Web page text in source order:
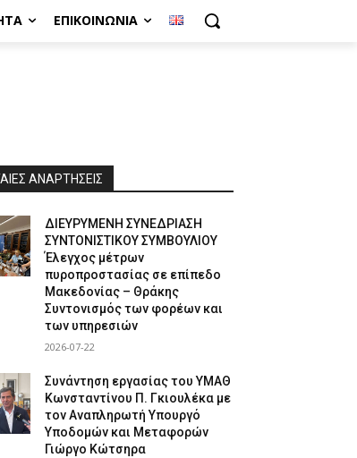
ΕΠΙΚΟΙΝΩΝΊΑ
ΑΝΑΡΤΗΣΕΙΣ
ΔΙΕΥΡΥΜΕΝΗ ΣΥΝΕΔΡΙΑΣΗ
ΣΥΝΤΟΝΙΣΤΙΚΟΥ ΣΥΜΒΟΥΛΙΟΥ
Έλεγχος μέτρων
πυροπροστασίας σε επίπεδο
Μακεδονίας – Θράκης
Συντονισμός των φορέων και
των υπηρεσιών
2026-07-22
Συνάντηση εργασίας του ΥΜΑΘ
Κωνσταντίνου Π. Γκιουλέκα με
τον Αναπληρωτή Υπουργό
Υποδομών και Μεταφορών
Γιώργο Κώτσηρα